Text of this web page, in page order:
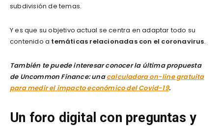
subdivisión de temas.
Y es que su objetivo actual se centra en adaptar todo su
contenido a temáticas relacionadas con el coronavirus.
También te puede interesar conocer la última propuesta
de Uncommon Finance: unacalculadora on-line gratuita
para medir el impacto económico del Covid-19.
Un foro digital con preguntas y